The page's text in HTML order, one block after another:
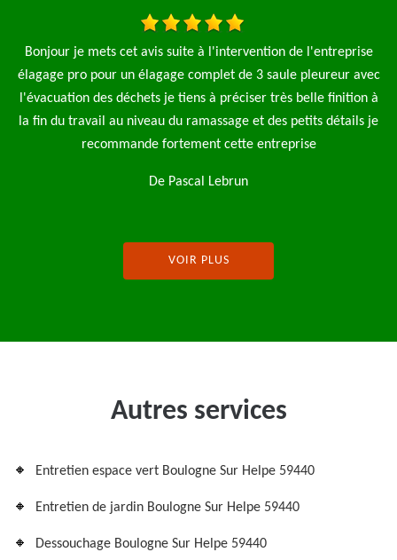
l'entreprise
pleureur avec
belle finition à
détails je
Je fais appel à l'entreprise élagage pro pour
saules et aussi la pose d'une clôture de 90 m le
rapide et net je n'hésiterai pas à refaire appel
entreprise je recommence
VOIR PLUS
Autres services
Entretien espace vert Boulogne Sur Helpe 59440
Entretien de jardin Boulogne Sur Helpe 59440
Dessouchage Boulogne Sur Helpe 59440